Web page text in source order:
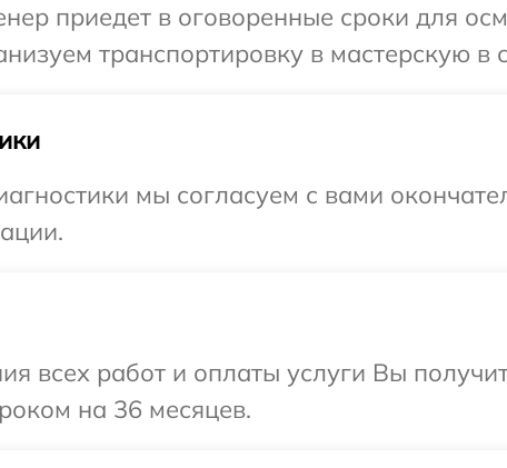
приедет в оговоренные сроки для
транспортировку в мастерскую в
мы согласуем с вами
всех работ и оплаты услуги Вы
на 36 месяцев.